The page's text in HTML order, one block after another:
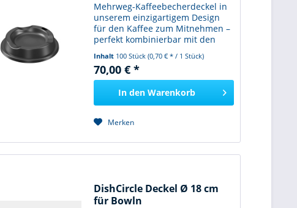
Mehrweg-Kaffeebecherdeckel in
unserem einzigartigem Design
für den Kaffee zum Mitnehmen –
perfekt kombinierbar mit den
Mehrwegserie. Er ist die
wiederverwendbare Alternative
zum Einwegmüll! Zu 100%
recycelbar und...
Inhalt 100 Stück(0,70 € * / 1 Stück)
70,00 € *
In den Warenkorb
Merken
DishCircle Deckel Ø 18 cm
für Bowln